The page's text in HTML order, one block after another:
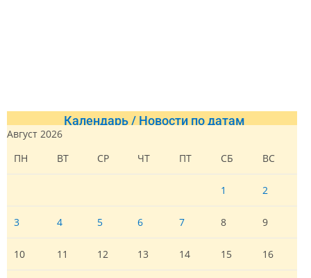
Календарь / Новости по датам
Август 2026
ПН
ВТ СР ЧТ ПТ СБ ВС
1 2
3 4 5 6 7 8 9
10 11 12 13 14 15 16